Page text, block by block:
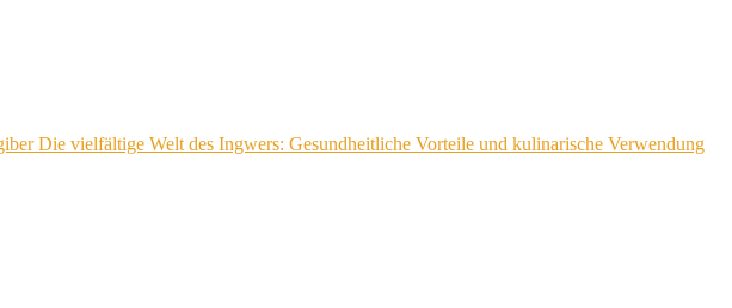
Die vielfältige Welt des Ingwers: Gesundheitliche Vorteile und kulinarische Verwendung